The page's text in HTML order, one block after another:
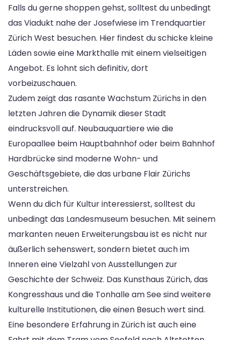
Falls du gerne shoppen gehst, solltest du unbedingt
das Viadukt nahe der Josefwiese im Trendquartier
Zürich West besuchen. Hier findest du schicke kleine
Läden sowie eine Markthalle mit einem vielseitigen
Angebot. Es lohnt sich definitiv, dort
vorbeizuschauen.
Zudem zeigt das rasante Wachstum Zürichs in den
letzten Jahren die Dynamik dieser Stadt
eindrucksvoll auf. Neubauquartiere wie die
Europaallee beim Hauptbahnhof oder beim Bahnhof
Hardbrücke sind moderne Wohn- und
Geschäftsgebiete, die das urbane Flair Zürichs
unterstreichen.
Wenn du dich für Kultur interessierst, solltest du
unbedingt das Landesmuseum besuchen. Mit seinem
markanten neuen Erweiterungsbau ist es nicht nur
äußerlich sehenswert, sondern bietet auch im
Inneren eine Vielzahl von Ausstellungen zur
Geschichte der Schweiz. Das Kunsthaus Zürich, das
Kongresshaus und die Tonhalle am See sind weitere
kulturelle Institutionen, die einen Besuch wert sind.
Eine besondere Erfahrung in Zürich ist auch eine